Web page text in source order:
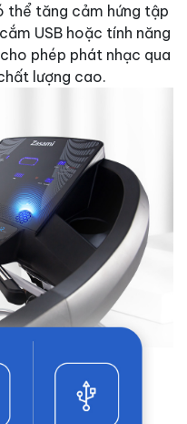
thể tăng cảm hứng tập
USB hoặc tính năng
phép phát nhạc qua
lượng cao.